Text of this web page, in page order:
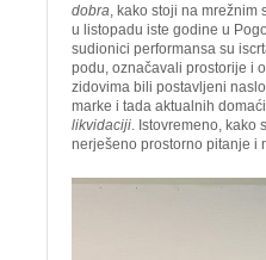
dobra, kako stoji na mrežnim
u listopadu iste godine u
sudionici performansa su
podu, označavali prostorije i
zidovima bili postavljeni
marke i tada aktualnih
likvidaciji. Istovremeno, kako
nerješeno prostorno pitanje i